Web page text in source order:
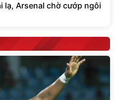
lạ, Arsenal chờ cướp ngôi